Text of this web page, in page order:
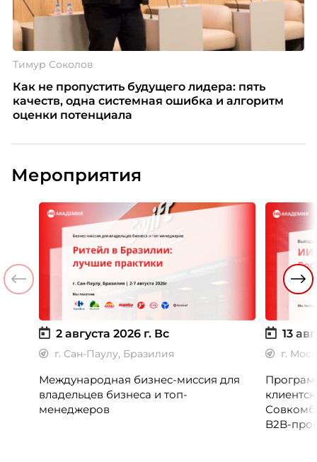
Тимур Соколов
Как не пропустить будущего лидера: пять
качеств, одна системная ошибка и алгоритм
оценки потенциала
Мероприятия
2 августа 2026 г. Вс
г. Сан-Паулу, Бразилия
Международная бизнес-миссия для
владельцев бизнеса и топ-
менеджеров
13
г.
B2B-